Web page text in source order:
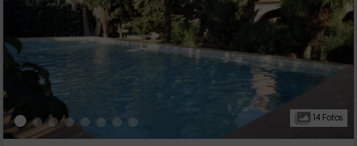
14 Fotos